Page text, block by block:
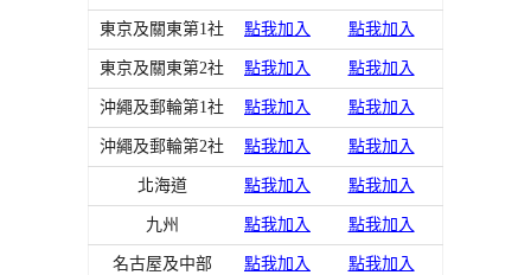
東京及關東第1社 點我加入 點我加入
東京及關東第2社 點我加入 點我加入
沖繩及郵輪第1社 點我加入 點我加入
沖繩及郵輪第2社 點我加入 點我加入
北海道 點我加入 點我加入
九州 點我加入 點我加入
名古屋及中部 點我加入 點我加入